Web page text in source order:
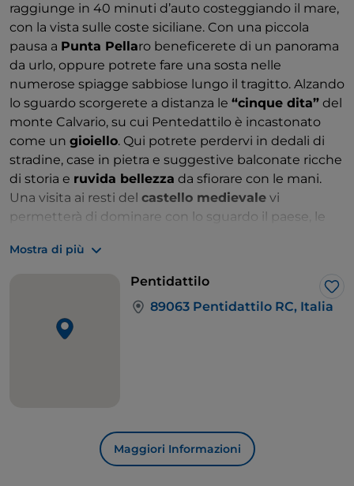
raggiunge in 40 minuti d’auto costeggiando il mare,
con la vista sulle coste siciliane. Con una piccola
pausa a Punta Pellaro beneficerete di un panorama
da urlo, oppure potrete fare una sosta nelle
numerose spiagge sabbiose lungo il tragitto. Alzando
lo sguardo scorgerete a distanza le “cinque dita” del
monte Calvario, su cui Pentedattilo è incastonato
come un gioiello. Qui potrete perdervi in dedali di
stradine, case in pietra e suggestive balconate ricche
di storia e ruvida bellezza da sfiorare con le mani.
Una visita ai resti del castello medievale vi
permetterà di dominare con lo sguardo il paese, le
Bova, concedetevi una sosta a
se volete fare il pieno di acqua cristallina,
Mostra di più
Pentidattilo
89063 Pentidattilo RC, Italia
Maggiori Informazioni